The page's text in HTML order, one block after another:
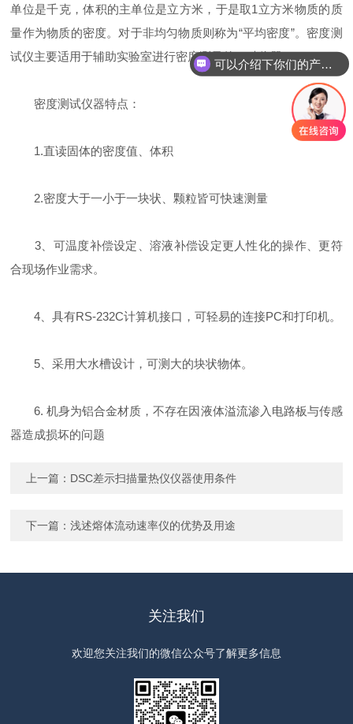
单位是千克，体积的主单位是立方米，于是取1立方米物质的质
量作为物质的密度。对于非均匀物质则称为“平均密度”。密度测
试仪主要适用于辅助实验室进行密度测量的一种仪器。
密度测试仪器特点：
1.直读固体的密度值、体积
2.密度大于一小于一块状、颗粒皆可快速测量
3、可温度补偿设定、溶液补偿设定更人性化的操作、更符
合现场作业需求。
4、具有RS-232C计算机接口，可轻易的连接PC和打印机。
5、采用大水槽设计，可测大的块状物体。
6. 机身为铝合金材质，不存在因液体溢流渗入电路板与传感
器造成损坏的问题
上一篇： DSC差示扫描量热仪仪器使用条件
下一篇：浅述熔体流动速率仪的优势及用途
关注我们
欢迎您关注我们的微信公众号了解更多信息
可以介绍下你们的产品么？